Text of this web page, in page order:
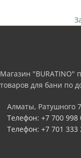
Магазин "BURATINO"
товаров для бани по
Алматы, Ратушного
Телефон: +7 700 998
Телефон: +7 701 333